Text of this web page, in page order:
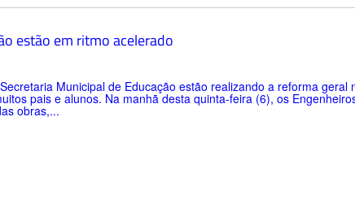
estão em ritmo acelerado
Municipal de Educação estão realizando a reforma geral
pais e alunos. Na manhã desta quinta-feira (6), os
obras,...